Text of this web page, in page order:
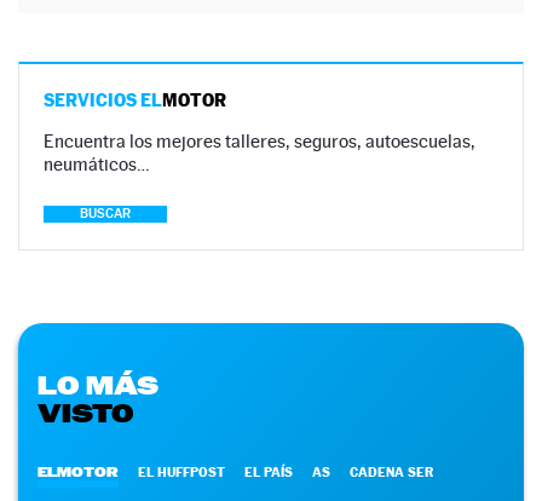
SERVICIOS ELMOTOR
Encuentra los mejores talleres, seguros, autoescuelas,
neumáticos…
BUSCAR
LO MÁS
VISTO
ELMOTOR EL HUFFPOST EL PAÍS AS CADENA SER